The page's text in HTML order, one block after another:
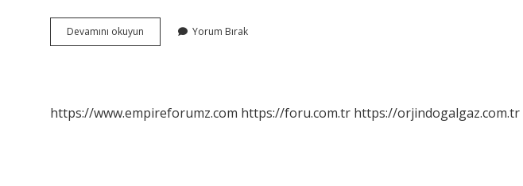
Devamını okuyun
Sıkıntısı
Yorum Bırak
https://www.empireforumz.com https://foru.com.tr https://orjindogalgaz.com.tr